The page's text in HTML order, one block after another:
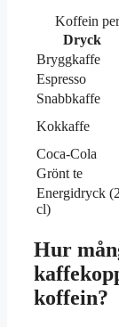
Koffein
Dryck
Bryggkaffe
Espresso
Snabbkaffe
Kokkaffe
Coca-Cola
Grönt te
Energidryck
cl)
Hur
koffein?